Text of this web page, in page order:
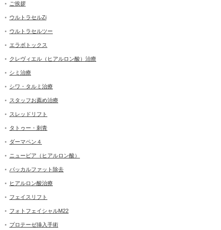
ご挨拶
ウルトラセルZi
ウルトラセルツー
エラボトックス
クレヴィエル（ヒアルロン酸）治療
シミ治療
シワ・タルミ治療
スタッフお薦め治療
スレッドリフト
タトゥー・刺青
ダーマペン４
ニュービア（ヒアルロン酸）
バッカルファット除去
ヒアルロン酸治療
フェイスリフト
フォトフェイシャルM22
プロテーゼ挿入手術